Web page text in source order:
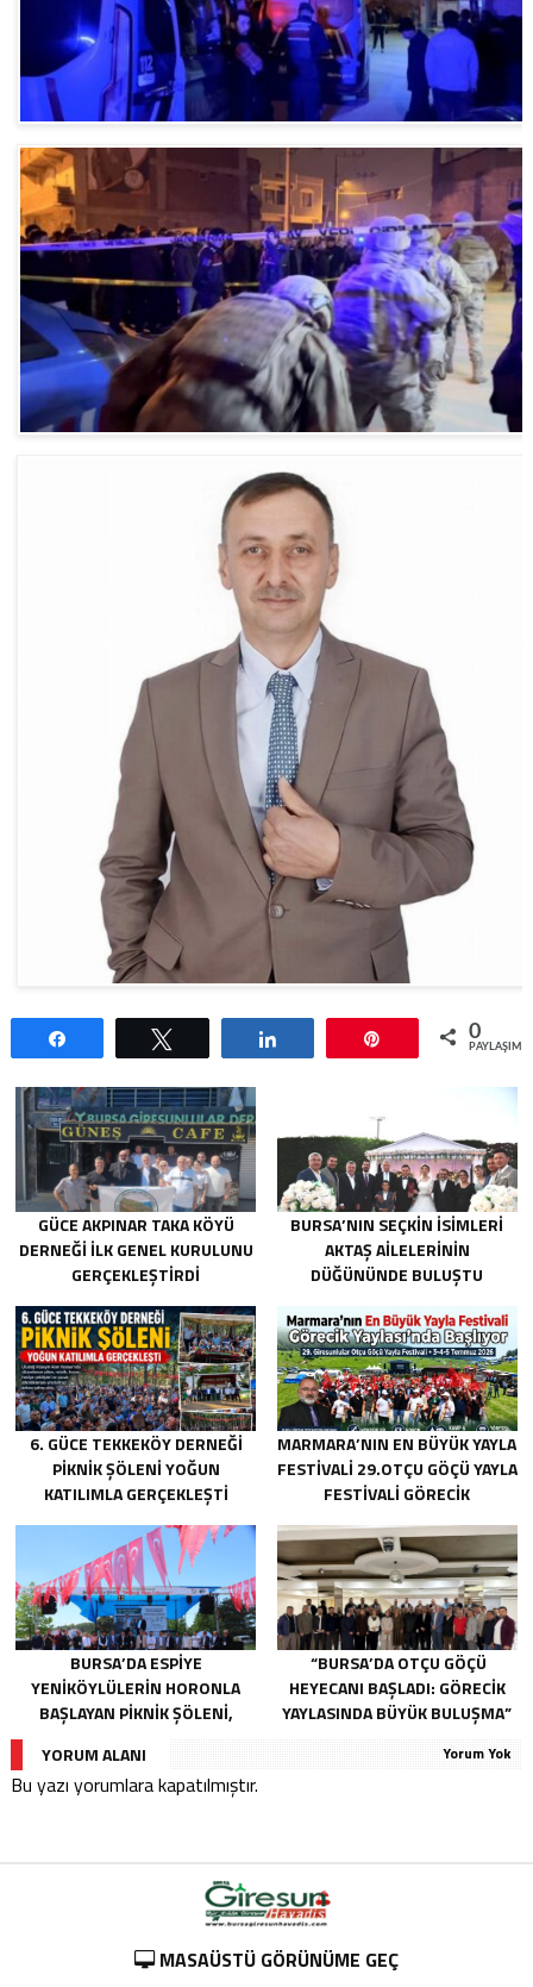
0
GÜCE AKPINAR TAKA KÖYÜ
DERNEĞI İLK GENEL KURULUNU
GERÇEKLEŞTIRDI
BURSA’NIN SEÇKIN İSIMLERI
AKTAŞ AILELERININ
DÜĞÜNÜNDE BULUŞTU
6. GÜCE TEKKEKÖY DERNEĞI
PIKNIK ŞÖLENI YOĞUN
KATILIMLA GERÇEKLEŞTI
MARMARA’NIN EN BÜYÜK YAYLA
FESTIVALI 29.OTÇU GÖÇÜ YAYLA
FESTIVALI GÖRECIK
BURSA’DA ESPIYE
YENIKÖYLÜLERIN HORONLA
BAŞLAYAN PIKNIK ŞÖLENI,
GELECEĞE ATILAN TEMELLERLE
TAÇLANDI
“BURSA’DA OTÇU GÖÇÜ
HEYECANI BAŞLADI: GÖRECIK
YAYLASINDA BÜYÜK BULUŞMA”
YORUM ALANI
Yorum Yok
Bu yazı yorumlara kapatılmıştır.
MASAÜSTÜ GÖRÜNÜME GEÇ